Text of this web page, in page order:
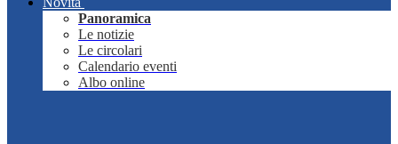
Panoramica
Le notizie
Le circolari
Calendario eventi
Albo online